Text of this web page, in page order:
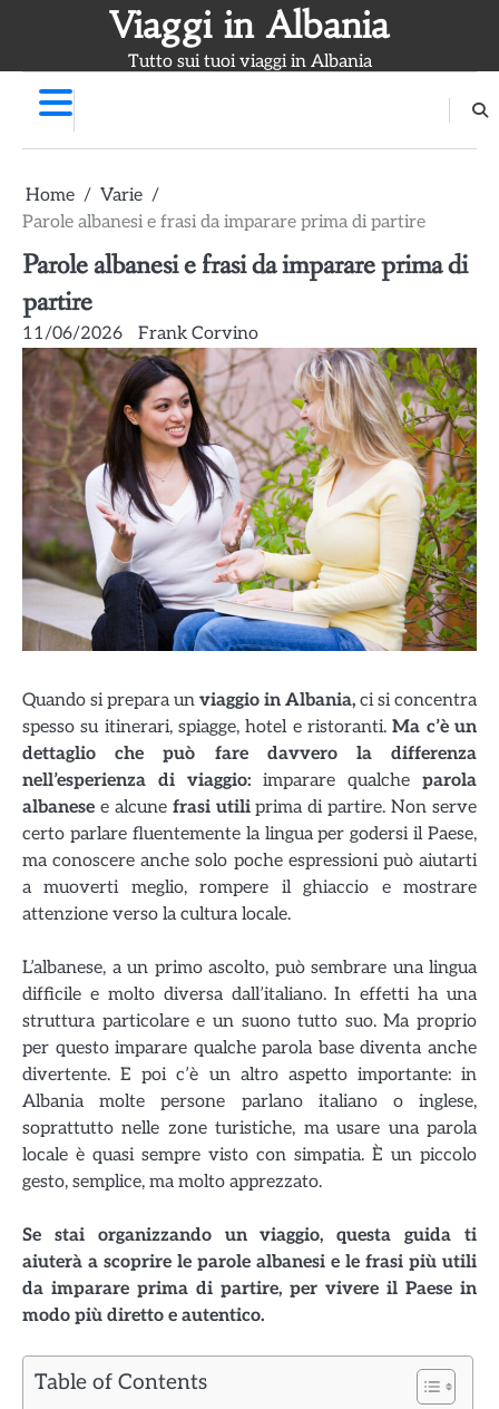
Viaggi in Albania
Tutto sui tuoi viaggi in Albania
Home
Varie
Parole albanesi e frasi da imparare prima di partire
Parole albanesi e frasi da imparare prima di
partire
11/06/2026 Frank Corvino
Quando si prepara un viaggio in Albania, ci si concentra
spesso su itinerari, spiagge, hotel e ristoranti.Ma c’è un
dettaglio che può fare davvero la differenza
nell’esperienza di viaggio: imparare qualcheparola
albanese e alcune frasi utiliprima di partire. Non serve
certo parlare fluentemente la lingua per godersi il Paese,
ma conoscere anche solo poche espressioni può aiutarti
a muoverti meglio, rompere il ghiaccio e mostrare
attenzione verso la cultura locale.
L’albanese, a un primo ascolto, può sembrare una lingua
difficile e molto diversa dall’italiano. In effetti ha una
struttura particolare e un suono tutto suo. Ma proprio
per questo imparare qualche parola base diventa anche
divertente. E poi c’è un altro aspetto importante: in
Albania molte persone parlano italiano o inglese,
soprattutto nelle zone turistiche, ma usare una parola
locale è quasi sempre visto con simpatia. È un piccolo
gesto, semplice, ma molto apprezzato.
Se stai organizzando un viaggio, questa guida ti
aiuterà a scoprire le parole albanesi e le frasi più utili
da imparare prima di partire, per vivere il Paese in
modo più diretto e autentico.
Table of Contents